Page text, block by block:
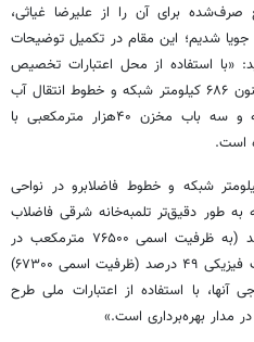
برای آن را از علیرضا غیاثی،
شدیم؛ این مقام در تکمیل توضیحات
«با استفاده از محل اعتبارات تخصیص
داده شده بانک جهانی، به طور کل تا کنون ۶۸۶ کیلومتر شبکه و خطوط انتقال آب
اجرا و در مدار بهره‌برداری قرار گرفته و سه باب مخزن ۴۰هزار مترمکعبی با
است.
اعتبارات بانک جهانی، ۱۷۲ کیلومتر شبکه و خطوط فاضلابرو در نواحی
طور دقیق‌تر تلمبه‌خانه شرقی فاضلاب
رشت با پیشرفت فیزیکی ۵۶/۸۴ درصد (به ظرفیت اسمی ۷۶۵۰۰ مترمکعب در
شبانه روز) و تلمبه‌خانه غربی با پیشرفت فیزیکی ۴۹ درصد (ظرفیت اسمی ۶۷۳۰۰)
با استفاده از اعتبارات ملی طرح
مدار بهره‌برداری است.»